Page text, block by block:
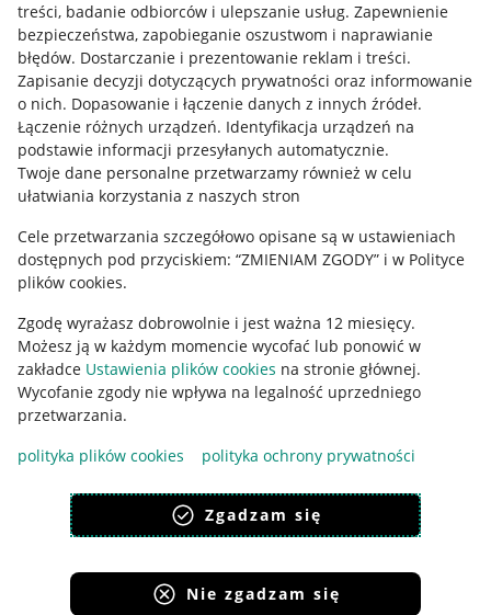
treści, badanie odbiorców i ulepszanie usług. Zapewnienie
bezpieczeństwa, zapobieganie oszustwom i naprawianie
błędów. Dostarczanie i prezentowanie reklam i treści.
Zapisanie decyzji dotyczących prywatności oraz informowanie
o nich. Dopasowanie i łączenie danych z innych źródeł.
Łączenie różnych urządzeń. Identyfikacja urządzeń na
podstawie informacji przesyłanych automatycznie.
Twoje dane personalne przetwarzamy również w celu
ułatwiania korzystania z naszych stron
Cele przetwarzania szczegółowo opisane są w ustawieniach
dostępnych pod przyciskiem: “ZMIENIAM ZGODY” i w Polityce
plików cookies.
Zgodę wyrażasz dobrowolnie i jest ważna 12 miesięcy.
Możesz ją w każdym momencie wycofać lub ponowić w
zakładce Ustawienia plików cookies na stronie głównej.
Wycofanie zgody nie wpływa na legalność uprzedniego
przetwarzania.
polityka plików cookies
polityka ochrony prywatności
Zgadzam się
Nie zgadzam się
Mapa miejscowości
Informacje prawne
Regulamin
Polityka plików "cookies"
Ustawienia plików "cookies"
Udostępnianie lokalizacji
Informacje dla Aktu o Usługach Cyfrowych
Pobierz aplikację
Korzystanie z serwisu oznacza akceptacjęregulaminu